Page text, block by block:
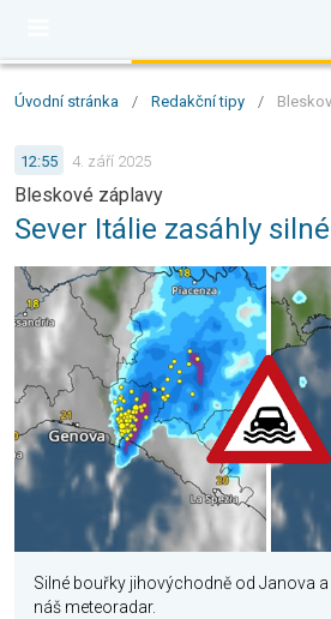
Úvodní stránka / Redakční tipy /
12:55 4. září 2025
Bleskové záplavy
Sever Itálie zasáhly
Silné bouřky jihovýchodně od Janova
náš meteoradar.